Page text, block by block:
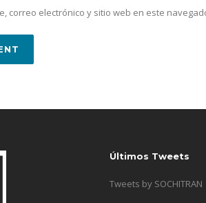
correo electrónico y sitio web en este
Últimos Tweets
Tweets by SOCHITRAN